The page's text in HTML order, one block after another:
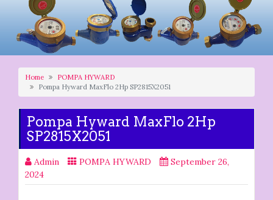
Home
POMPA HYWARD
Pompa Hyward MaxFlo 2Hp SP2815X2051
Pompa Hyward MaxFlo 2Hp
SP2815X2051
Admin POMPA HYWARD
September 26,
2024